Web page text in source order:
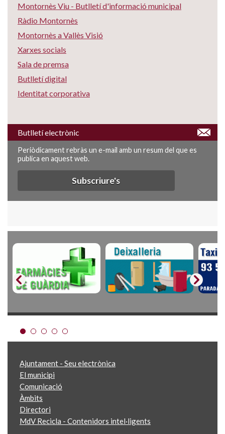
Montornès Viu - Butlletí d'informació municipal
Ràdio Montornès
Montornès a Vallès Visió
Xarxes socials
Sala de premsa
Butlletí digital
Identitat corporativa
Butlletí electrònic
Periòdicament rebràs un e-mail amb un resum del que es
publica en aquest web.
Subscriure's
Ajuntament - Seu electrònica
El municipi
Comunicació
Àmbits
Directori
MdV Recicla - Contenidors intel·ligents